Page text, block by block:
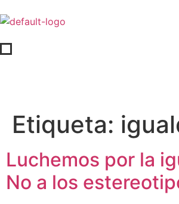
Etiqueta:
Luchemos por la
No a los